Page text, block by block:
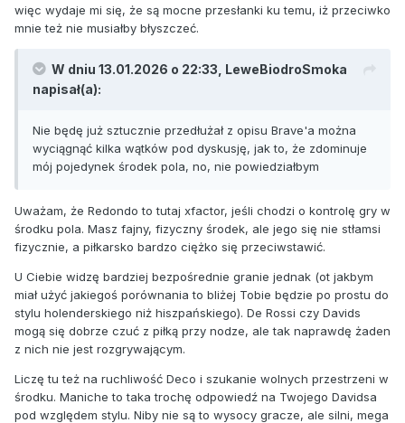
więc wydaje mi się, że są mocne przesłanki ku temu, iż przeciwko
mnie też nie musiałby błyszczeć.
W dniu 13.01.2026 o 22:33, LeweBiodroSmoka
napisał(a):
Nie będę już sztucznie przedłużał z opisu Brave'a można
wyciągnąć kilka wątków pod dyskusję, jak to, że zdominuje
mój pojedynek środek pola, no, nie powiedziałbym
Uważam, że Redondo to tutaj xfactor, jeśli chodzi o kontrolę gry w
środku pola. Masz fajny, fizyczny środek, ale jego się nie stłamsi
fizycznie, a piłkarsko bardzo ciężko się przeciwstawić.
U Ciebie widzę bardziej bezpośrednie granie jednak (ot jakbym
miał użyć jakiegoś porównania to bliżej Tobie będzie po prostu do
stylu holenderskiego niż hiszpańskiego). De Rossi czy Davids
mogą się dobrze czuć z piłką przy nodze, ale tak naprawdę żaden
z nich nie jest rozgrywającym.
Liczę tu też na ruchliwość Deco i szukanie wolnych przestrzeni w
środku. Maniche to taka trochę odpowiedź na Twojego Davidsa
pod względem stylu. Niby nie są to wysocy gracze, ale silni, mega